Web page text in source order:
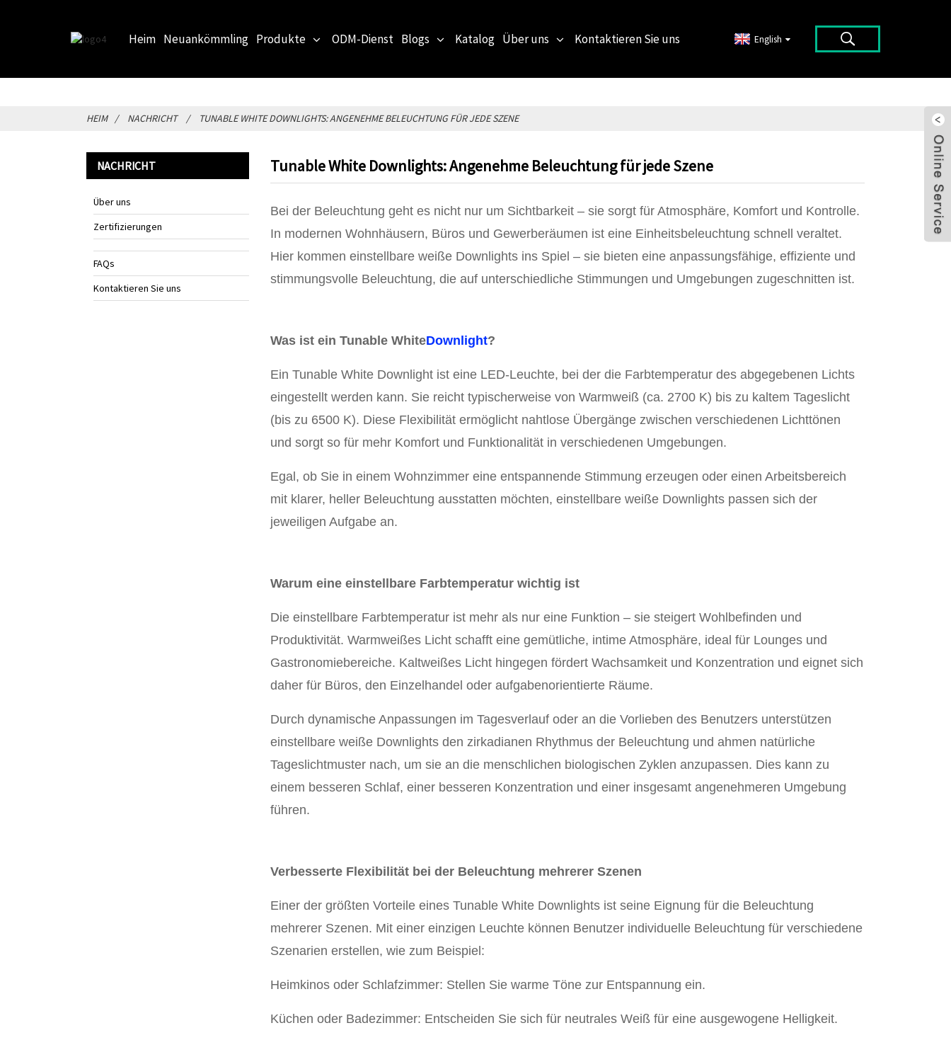
Heim Neuankömmling Produkte ODM-Dienst Blogs Katalog Über uns Kontaktieren Sie uns English
HEIM NACHRICHT TUNABLE WHITE DOWNLIGHTS: ANGENEHME BELEUCHTUNG FÜR JEDE SZENE
NACHRICHT
Über uns
Zertifizierungen
FAQs
Kontaktieren Sie uns
Tunable White Downlights: Angenehme Beleuchtung für jede Szene
Bei der Beleuchtung geht es nicht nur um Sichtbarkeit – sie sorgt für Atmosphäre, Komfort und Kontrolle.
In modernen Wohnhäusern, Büros und Gewerberäumen ist eine Einheitsbeleuchtung schnell veraltet.
Hier kommen einstellbare weiße Downlights ins Spiel – sie bieten eine anpassungsfähige, effiziente und
stimmungsvolle Beleuchtung, die auf unterschiedliche Stimmungen und Umgebungen zugeschnitten ist.
Was ist ein Tunable WhiteDownlight?
Ein Tunable White Downlight ist eine LED-Leuchte, bei der die Farbtemperatur des abgegebenen Lichts
eingestellt werden kann. Sie reicht typischerweise von Warmweiß (ca. 2700 K) bis zu kaltem Tageslicht
(bis zu 6500 K). Diese Flexibilität ermöglicht nahtlose Übergänge zwischen verschiedenen Lichttönen
und sorgt so für mehr Komfort und Funktionalität in verschiedenen Umgebungen.
Egal, ob Sie in einem Wohnzimmer eine entspannende Stimmung erzeugen oder einen Arbeitsbereich
mit klarer, heller Beleuchtung ausstatten möchten, einstellbare weiße Downlights passen sich der
jeweiligen Aufgabe an.
Warum eine einstellbare Farbtemperatur wichtig ist
Die einstellbare Farbtemperatur ist mehr als nur eine Funktion – sie steigert Wohlbefinden und
Produktivität. Warmweißes Licht schafft eine gemütliche, intime Atmosphäre, ideal für Lounges und
Gastronomiebereiche. Kaltweißes Licht hingegen fördert Wachsamkeit und Konzentration und eignet sich
daher für Büros, den Einzelhandel oder aufgabenorientierte Räume.
Durch dynamische Anpassungen im Tagesverlauf oder an die Vorlieben des Benutzers unterstützen
einstellbare weiße Downlights den zirkadianen Rhythmus der Beleuchtung und ahmen natürliche
Tageslichtmuster nach, um sie an die menschlichen biologischen Zyklen anzupassen. Dies kann zu
einem besseren Schlaf, einer besseren Konzentration und einer insgesamt angenehmeren Umgebung
führen.
Verbesserte Flexibilität bei der Beleuchtung mehrerer Szenen
Einer der größten Vorteile eines Tunable White Downlights ist seine Eignung für die Beleuchtung
mehrerer Szenen. Mit einer einzigen Leuchte können Benutzer individuelle Beleuchtung für verschiedene
Szenarien erstellen, wie zum Beispiel:
Heimkinos oder Schlafzimmer: Stellen Sie warme Töne zur Entspannung ein.
Küchen oder Badezimmer: Entscheiden Sie sich für neutrales Weiß für eine ausgewogene Helligkeit.